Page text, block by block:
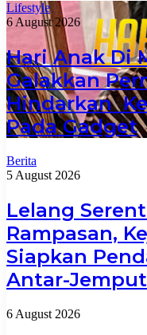
Lifestyle
6 August 2026
Hari Anak Di
Galakkan
Hindarkan
Pada Gadget
Berita
5 August 2026
Lelang
Rampasan,
Siapkan
Antar-
6 August 2026